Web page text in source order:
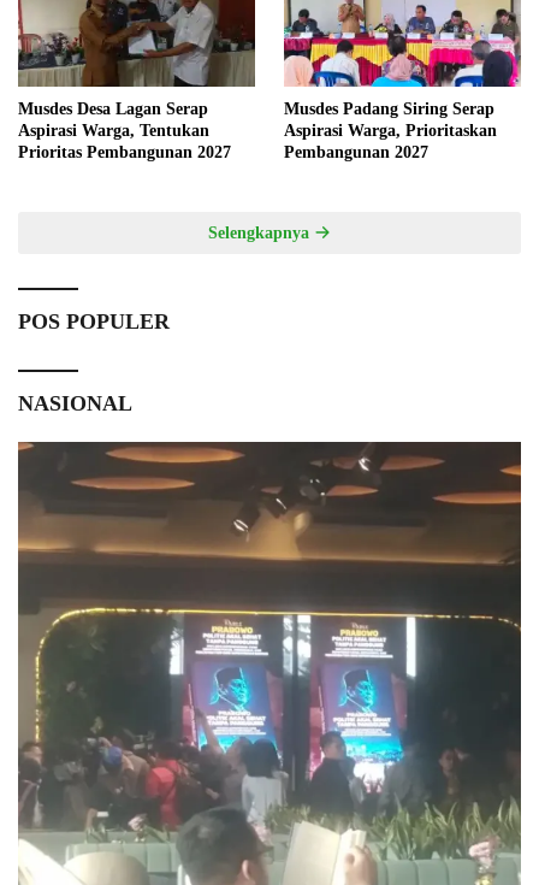
Musdes Desa Lagan Serap
Aspirasi Warga, Tentukan
Prioritas Pembangunan 2027
Musdes Padang Siring Serap
Aspirasi Warga, Prioritaskan
Pembangunan 2027
Selengkapnya
POS POPULER
NASIONAL